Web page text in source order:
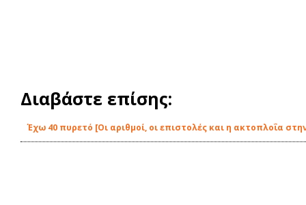
Διαβάστε επίσης:
Έχω 40 πυρετό [Οι αριθμοί, οι επιστολές και η ακτοπλοΐα